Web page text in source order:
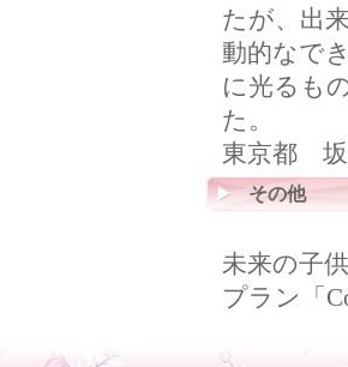
たが、出
動的なで
に光るも
た。
東京都 坂
その他
未来の子
プラン「